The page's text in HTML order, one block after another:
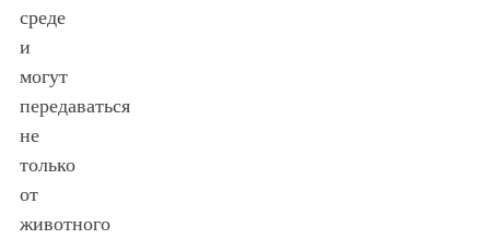
среде
и
могут
передаваться
не
только
от
животного